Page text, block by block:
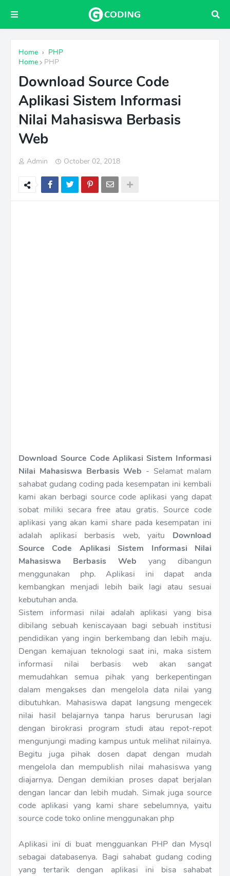
Home › PHP
Home
PHP
Download Source Code
Aplikasi Sistem Informasi
Nilai Mahasiswa Berbasis
Web
Admin October 02, 2018
Download Source Code Aplikasi Sistem Informasi
Nilai Mahasiswa Berbasis Web - Selamat malam
sahabat gudang coding pada kesempatan ini kembali
kami akan berbagi source code aplikasi yang dapat
sobat miliki secara free atau gratis. Source code
aplikasi yang akan kami share pada kesempatan ini
adalah aplikasi berbasis web, yaitu Download
Source Code Aplikasi Sistem Informasi Nilai
Mahasiswa Berbasis Web yang dibangun
menggunakan php. Aplikasi ini dapat anda
kembangkan menjadi lebih baik lagi atau sesuai
kebutuhan anda.
Sistem informasi nilai adalah aplikasi yang bisa
dibilang sebuah keniscayaan bagi sebuah institusi
pendidikan yang ingin berkembang dan lebih maju.
Dengan kemajuan teknologi saat ini, maka sistem
informasi nilai berbasis web akan sangat
memudahkan semua pihak yang berkepentingan
dalam mengakses dan mengelola data nilai yang
dibutuhkan. Mahasiswa dapat langsung mengecek
nilai hasil belajarnya tanpa harus berurusan lagi
dengan birokrasi program studi atau repot-repot
mengunjungi mading kampus untuk melihat nilainya.
Begitu juga pihak dosen dapat dengan mudah
mengelola dan mempublish nilai mahasiswa yang
diajarnya. Dengan demikian proses dapat berjalan
dengan lancar dan lebih mudah. Simak juga source
code aplikasi yang kami share sebelumnya, yaitu
source code toko online menggunakan php
Aplikasi ini di buat mengguankan PHP dan Mysql
sebagai databasenya. Bagi sahabat gudang coding
yang tertarik dengan aplikasi ini bisa sahabat